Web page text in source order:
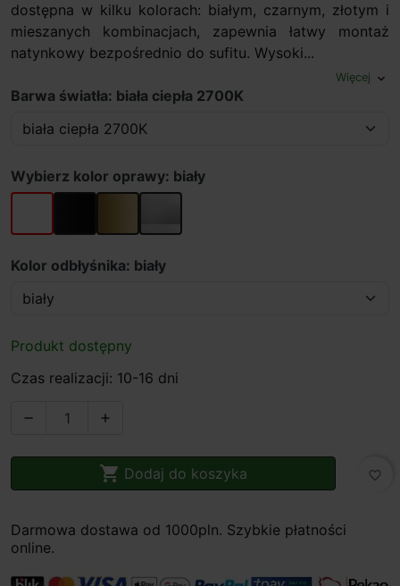
dostępna w kilku kolorach: białym, czarnym, złotym i
mieszanych kombinacjach, zapewnia łatwy montaż
natynkowy bezpośrednio do sufitu. Wysoki...
Więcej expand_more
Barwa światła: biała ciepła 2700K
Wybierz kolor oprawy: biały
biały czarnyzłoty szary
Kolor odbłyśnika: biały
Produkt dostępny
Czas realizacji: 10-16 dni
 
 Dodaj do koszyka favorite_border
Darmowa dostawa od 1000pln. Szybkie płatności
online.